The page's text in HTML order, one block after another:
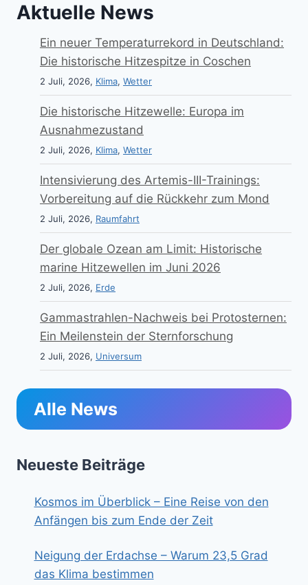
Aktuelle News
Ein neuer Temperaturrekord in Deutschland:
Die historische Hitzespitze in Coschen
2 Juli, 2026, Klima, Wetter
Die historische Hitzewelle: Europa im
Ausnahmezustand
2 Juli, 2026, Klima, Wetter
Intensivierung des Artemis-III-Trainings:
Vorbereitung auf die Rückkehr zum Mond
2 Juli, 2026, Raumfahrt
Der globale Ozean am Limit: Historische
marine Hitzewellen im Juni 2026
2 Juli, 2026, Erde
Gammastrahlen-Nachweis bei Protosternen:
Ein Meilenstein der Sternforschung
2 Juli, 2026, Universum
Alle News
Neueste Beiträge
Kosmos im Überblick – Eine Reise von den
Anfängen bis zum Ende der Zeit
Neigung der Erdachse – Warum 23,5 Grad
das Klima bestimmen